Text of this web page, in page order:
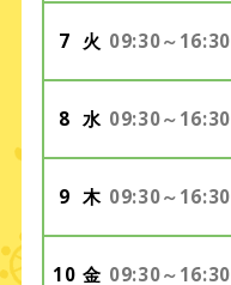
7 火 09:30～16:30
8 水 09:30～16:30
9 木 09:30～16:30
10 金 09:30～16:30